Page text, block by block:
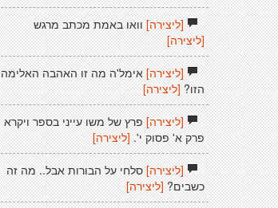
[ליצירה]וואו באמת מכתב מרגש
[ליצירה]
[ליצירה]אימל'ה מה זו האהבה האלימה
הזו? [ליצירה]
[ליצירה]פרץ של משו עייני בספר ויקרא
פרק א' פסוק י'. [ליצירה]
[ליצירה]סלחי על הבורות אבל.. מה זה
כשבים?[ליצירה]